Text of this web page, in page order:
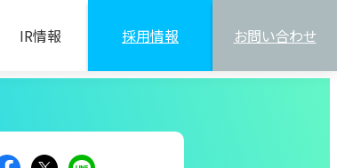
IR情報 採用情報 お問い合わせ